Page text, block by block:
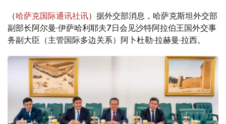
（哈萨克国际通讯社讯）据外交部消息，哈萨克斯坦外交部
副部长阿尔曼·伊萨哈利耶夫7日会见沙特阿拉伯王国外交事
务副大臣（主管国际多边关系）阿卜杜勒·拉赫曼·拉西。